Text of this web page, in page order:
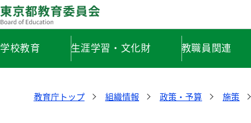
学校教育 生涯学習・文化財 教職員関連
教育庁トップ 組織情報 政策・予算 施策